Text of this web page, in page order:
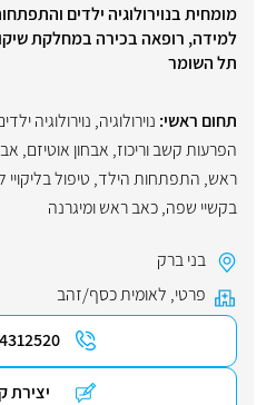
מומחית בנוירולוגיה ילדים
למידה, רופאה בכירה במחלקת
תל השומר
תחום ראשי: נוירולוגיה, נוירולוגיה
הפרעות קשב וריכוז, אבחון אוטיזם,
ראש, התפתחות הילד, טיפול
בקשיי שפה,כאב ראש ומיגרנה
בני ברק
פרטי, לאומית כסף/זהב
יצירת